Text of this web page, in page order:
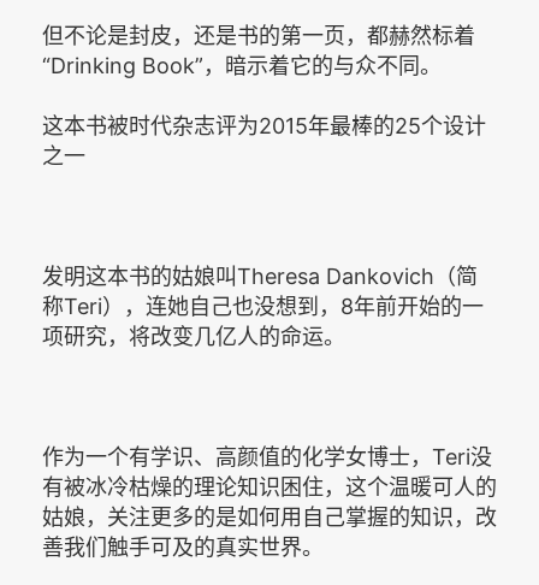
但不论是封皮，还是书的第一页，都赫然标着
“Drinking Book”，暗示着它的与众不同。
这本书被时代杂志评为2015年最棒的25个设计
之一
发明这本书的姑娘叫Theresa Dankovich（简
称Teri），连她自己也没想到，8年前开始的一
项研究，将改变几亿人的命运。
作为一个有学识、高颜值的化学女博士，Teri没
有被冰冷枯燥的理论知识困住，这个温暖可人的
姑娘，关注更多的是如何用自己掌握的知识，改
善我们触手可及的真实世界。